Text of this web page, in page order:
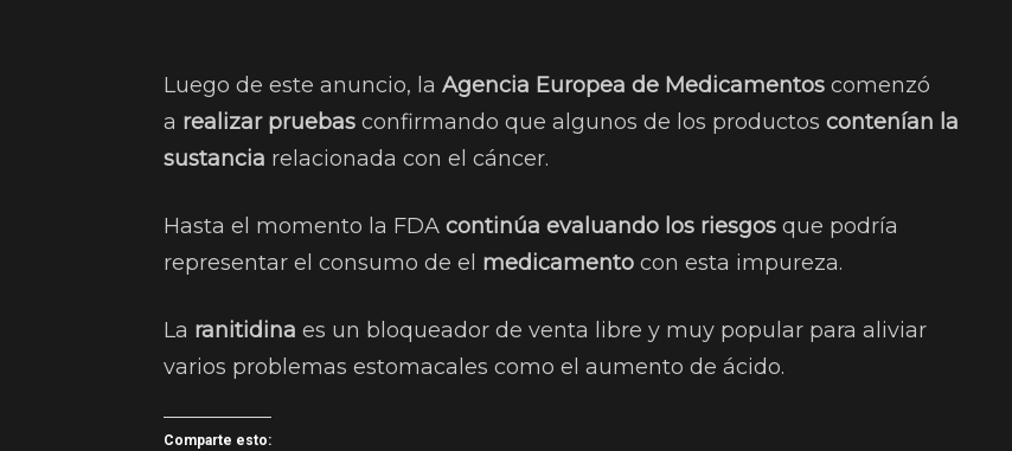
Luego de este anuncio, la Agencia Europea de Medicamentos comenzó
a realizar pruebas confirmando que algunos de los productos contenían la
sustancia relacionada con el cáncer.
Hasta el momento la FDA continúa evaluando los riesgos que podría
representar el consumo de el medicamento con esta impureza.
La ranitidina es un bloqueador de venta libre y muy popular para aliviar
varios problemas estomacales como el aumento de ácido.
Comparte esto: